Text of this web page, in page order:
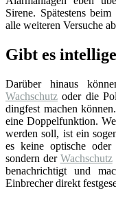
Sirene. Spätestens
alle weiteren Versuche
Gibt es
Darüber hinaus
Wachschutz oder die
dingfest machen
eine Doppelfunktion.
werden soll, ist ein
es keine optische
sondern der Wachschutz
benachrichtigt und
Einbrecher direkt